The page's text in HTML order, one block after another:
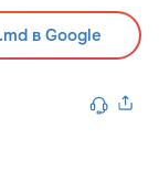
в Google